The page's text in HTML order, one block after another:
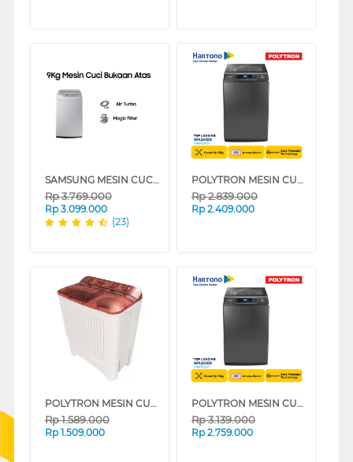
SAMSUNG MESIN CUCI 1 TABUNG TOP LOAD WASHER 9 KG DENGAN TUB CLEAN - WA90H4200SG
Rp3.769.000
Rp 3.099.000
(23)
POLYTRON MESIN CUCI 1 TABUNG TOP LOAD WASHER 8 KG PAW8028Y
Rp2.839.000
Rp 2.409.000
POLYTRON MESIN CUCI 2 TABUNG SEMI AUTO WASHER GIANT SERIES 8 KG PWM8072N
Rp1.589.000
Rp 1.509.000
POLYTRON MESIN CUCI 1 TABUNG TOP LOAD WASHER 9 KG PAW9028Y
Rp3.139.000
Rp 2.759.000